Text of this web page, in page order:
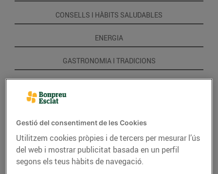
CONSELLS I HÀBITS SALUDABLES
ENERGIA
GASTRONOMIA I TRADICIONS
Gestió del consentiment de les Cookies
Utilitzem cookies pròpies i de tercers per mesurar l’ús
del web i mostrar publicitat basada en un perfil
segons els teus hàbits de navegació.